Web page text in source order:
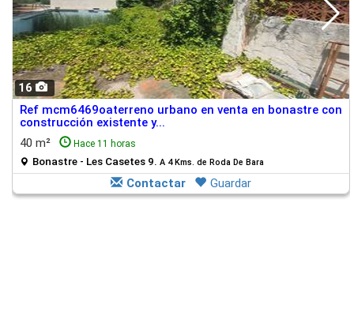
16
Ref mcm6469oaterreno urbano en venta en bonastre con
construcción existente y...
40 m²
Hace 11 horas
Bonastre - Les Casetes 9. A 4 Kms. de Roda De Bara
Contactar Guardar